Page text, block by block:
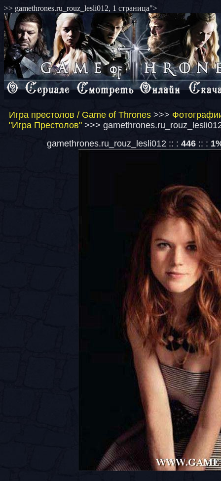
>> gamethrones.ru_rouz_lesli012, 1 страница">
Игра престолов / Game of Thrones >>>
"Игра Престолов" >>>
gamethrones.ru_rouz_lesli012 :: : 446:: :